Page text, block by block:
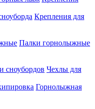
Крепления для
Палки горнолыжные
Чехлы для
Горнолыжная